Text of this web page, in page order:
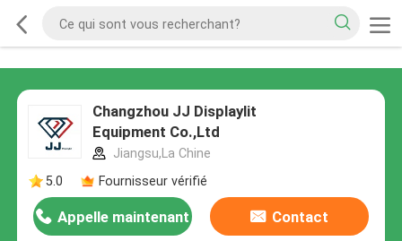
Changzhou JJ Displaylit
Equipment Co.,Ltd
Jiangsu,La Chine
5.0
Fournisseur vérifié
Appelle maintenant Contact